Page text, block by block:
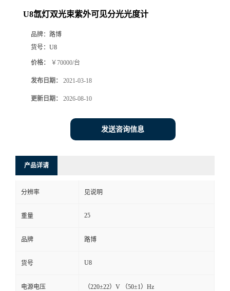
厅
系
U8氙灯双光束紫外可见分光光度计
品牌： 路博
货号： U8
价格： ￥70000/台
发布日期： 2021-03-18
更新日期： 2026-08-10
发送咨询信息
产品详请
分辨率 见说明
重量 25
品牌 路博
货号 U8
电源电压 （220±22）V （50±1）Hz